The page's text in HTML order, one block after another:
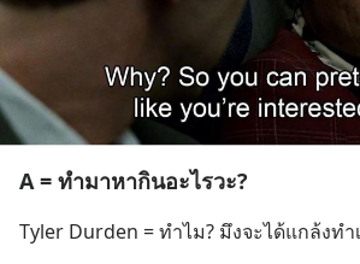
A = ทำมาหากินอะไรวะ?
Tyler Durden = ทำไม? มึงจะได้แกล้งท